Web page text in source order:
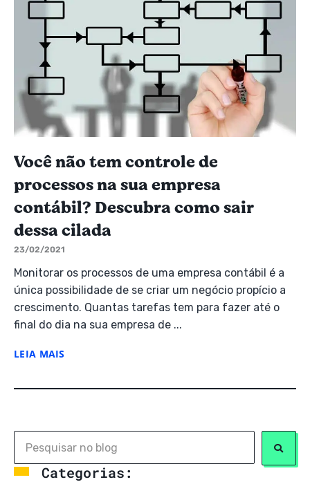
Você não tem controle de
processos na sua empresa
contábil? Descubra como sair
dessa cilada
23/02/2021
Monitorar os processos de uma empresa contábil é a
única possibilidade de se criar um negócio propício a
crescimento. Quantas tarefas tem para fazer até o
final do dia na sua empresa de ...
LEIA MAIS
Categorias: